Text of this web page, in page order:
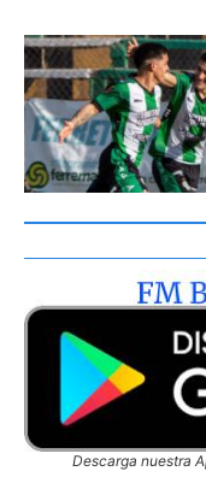
Descarga nuestra